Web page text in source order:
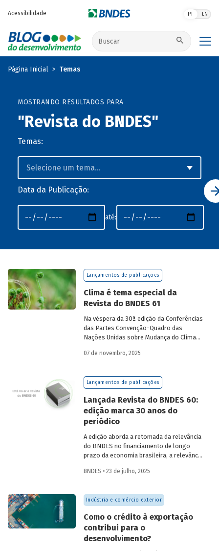
Acessibilidade PT EN
Buscar no site
Página Inicial Temas
MOSTRANDO RESULTADOS PARA
"Revista do BNDES"
Temas:
Data da Publicação:
até:
Lançamentos de publicações
Clima é tema especial da
Revista do BNDES 61
Na véspera da 30ª edição da Conferências
das Partes Convenção-Quadro das
Nações Unidas sobre Mudança do Clima
edição 61 da Revista do BNDES.
07 de novembro, 2025
Lançamentos de publicações
Lançada Revista do BNDES 60:
edição marca 30 anos do
periódico
A edição aborda a retomada da relevância
do BNDES no financiamento de longo
prazo da economia brasileira, a relevância
Amazônia e FGI para o desenvolvimento,
públicos de crédito à exportação, o novo
protagonismo da política industrial, um
método para calcular prêmio de risco em
projetos de infraestrutura e o controle
societário de companhias abertas por
fundos de investimento no Brasil.
BNDES • 23 de julho, 2025
Indústria e comércio exterior
Como o crédito à exportação
contribui para o
desenvolvimento?